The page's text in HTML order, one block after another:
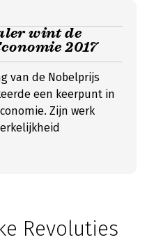
wint de
2017
van de Nobelprijs
een keerpunt in
Zijn werk
Revoluties